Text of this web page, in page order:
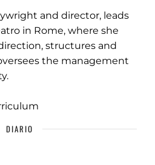
and director, leads
in Rome, where she
structures and
the management
DIARIO